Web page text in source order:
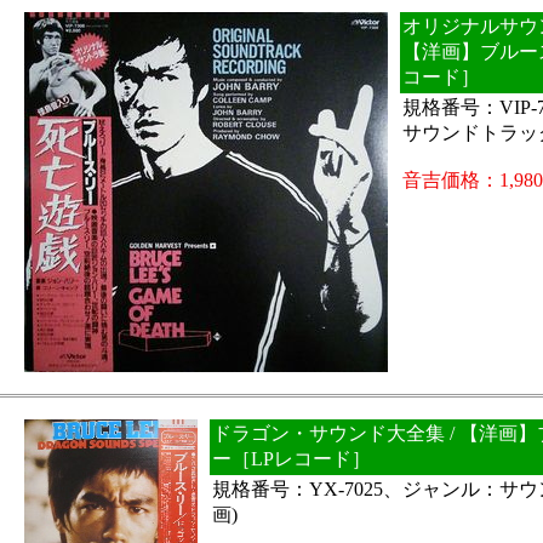
オリジナルサ
【洋画】ブル
コード］
規格番号：VIP-
サウンドトラッ
音吉価格：
ドラゴン・サウンド大全集 / 【洋画
ー［LPレコード］
規格番号：YX-7025、ジャンル：サ
画)